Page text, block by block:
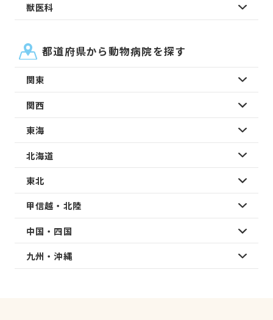
獣医科
都道府県から動物病院を探す
関東
関西
東海
北海道
東北
甲信越・北陸
中国・四国
九州・沖縄